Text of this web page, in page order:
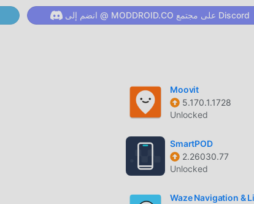
انضم إلى @ MODDROID.CO على مجتمع Discord
Moovit
5.170.1.1728
Unlocked
SmartPOD
2.26030.77
Unlocked
Waze Navigation &